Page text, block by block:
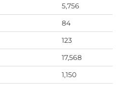
5,756
84
123
17,568
1,150